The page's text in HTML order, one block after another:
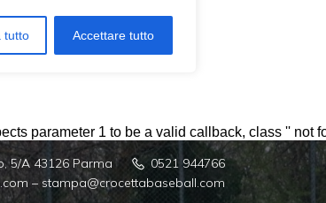
tutto Accettare tutto
parameter 1 to be a valid callback, class '' not
5/A 43126 Parma
0521 944766
– stampa@crocettabaseball.com